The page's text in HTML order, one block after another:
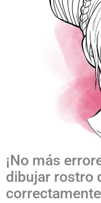
¡No más
dibujar rostro
correctamente